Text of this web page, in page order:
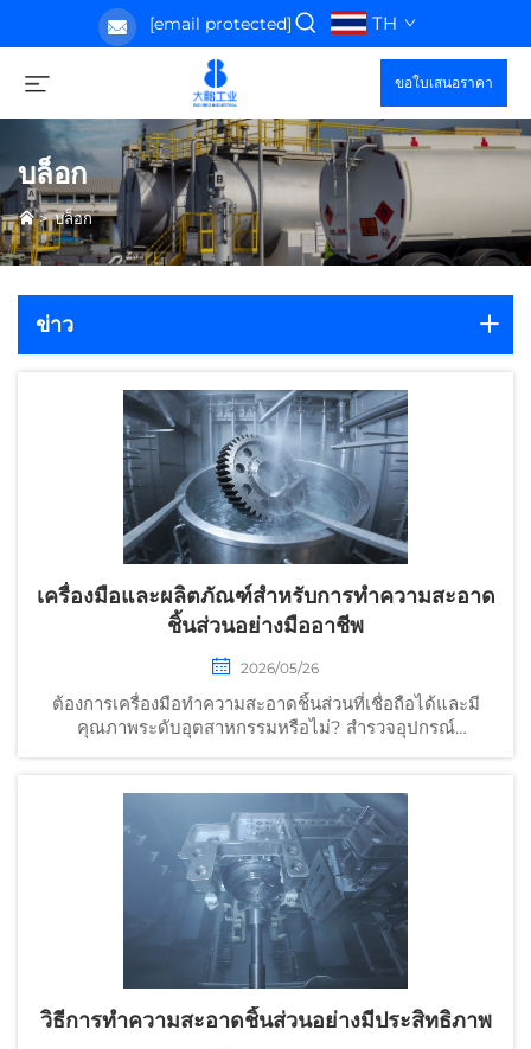
[email protected] TH
ขอใบเสนอราคา
บล็อก
>บล็อก
ข่าว
เครื่องมือและผลิตภัณฑ์สำหรับการทำความสะอาด
ชิ้นส่วนอย่างมืออาชีพ
2026/05/26
ต้องการเครื่องมือทำความสะอาดชิ้นส่วนที่เชื่อถือได้และมี
คุณภาพระดับอุตสาหกรรมหรือไม่? สำรวจอุปกรณ์
จากผู้เชี่ยวชาญได้ทันที
วิธีการทำความสะอาดชิ้นส่วนอย่างมีประสิทธิภาพ